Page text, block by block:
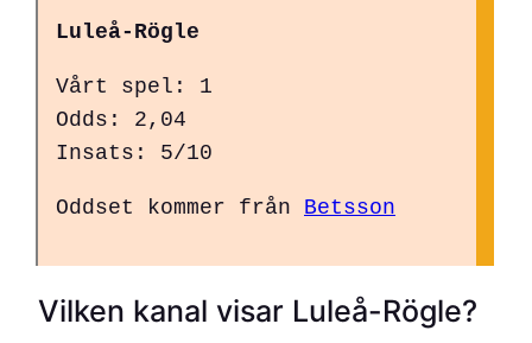
Luleå-Rögle
Vårt spel: 1
Odds: 2,04
Insats: 5/10
Oddset kommer från Betsson
Vilken kanal visar Luleå-Rögle?